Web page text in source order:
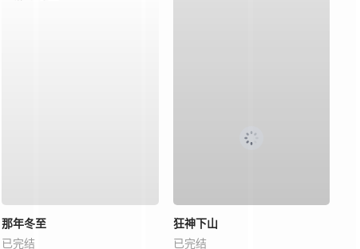
那年冬至
已完结
狂神下山
已完结